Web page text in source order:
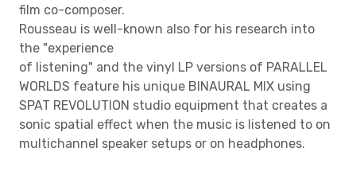
film co-composer.
Rousseau is well-known also for his research into
the "experience
of listening" and the vinyl LP versions of PARALLEL
WORLDS feature his unique BINAURAL MIX using
SPAT REVOLUTION studio equipment that creates a
sonic spatial effect when the music is listened to on
multichannel speaker setups or on headphones.